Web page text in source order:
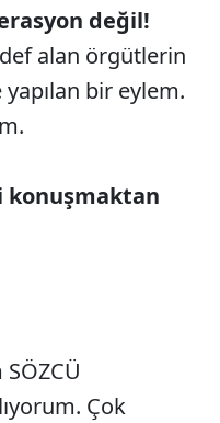
değil!
alan örgütlerin
yapılan bir eylem.
konuşmaktan
Çok